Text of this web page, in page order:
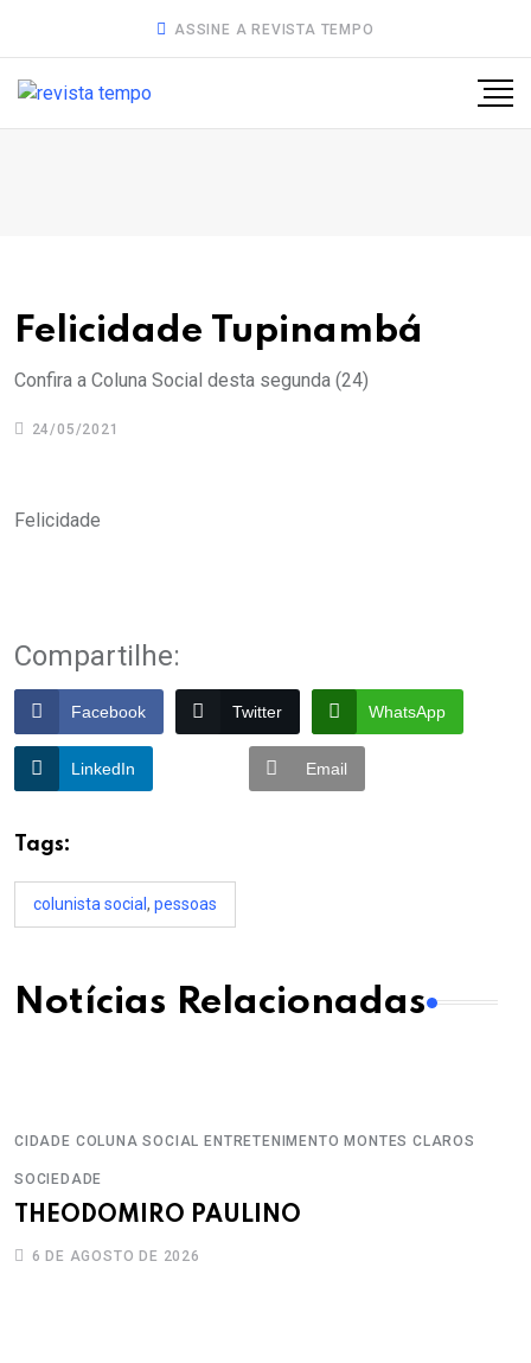
ASSINE A REVISTA TEMPO
Felicidade Tupinambá
Confira a Coluna Social desta segunda (24)
24/05/2021
Felicidade
Compartilhe:
Facebook Twitter WhatsApp
LinkedIn Email
Tags:
colunista social , pessoas
Notícias Relacionadas
CIDADE COLUNA SOCIAL ENTRETENIMENTO MONTES CLAROS
SOCIEDADE
THEODOMIRO PAULINO
6 DE AGOSTO DE 2026